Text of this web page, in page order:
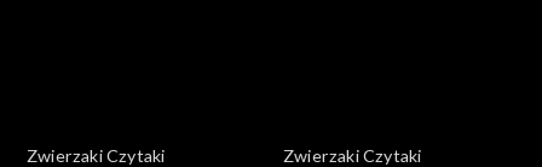
Zwierzaki Czytaki
Zwierzaki Czytaki